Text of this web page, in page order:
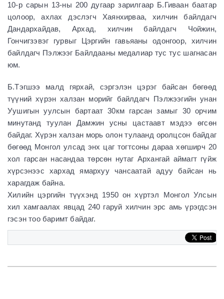
10-р сарын 13-ны 200 дугаар зарилгаар Б.Гиваан баатар
цолоор, ахлах дэслэгч Хаянхирваа, хилчин байлдагч
Дандархайдав, Архад, хилчин байлдагч Чойжин,
Гончигзэвэг гурвыг Цэргийн гавьяаны одонгоор, хилчин
байлдагч Пэлжээг Байлдааны медалиар тус тус шагнасан
юм.
Б.Тэгшээ малд гярхай, сэргэлэн цэрэг байсан бөгөөд
түүний хүрэн халзан морийг байлдагч Пэлжээгийн унан
Уушигын уулсын бартаат 30км гарсан замыг 30 орчим
минутанд туулан Дамжин усны цастаавт мэдээ өгсөн
байдаг. Хүрэн халзан морь олон тулаанд оролцсон байдаг
бөгөөд Монгол улсад энх цаг тогтсоны дараа хөгширч 20
хол гарсан насандаа төрсөн нутаг Архангай аймагт гүйж
хүрсэнээс хархад ямархуу чансаатай адуу байсан нь
харагдаж байна.
Хилийн цэргийн түүхэнд 1950 он хүртэл Монгол Улсын
хил хамгаалах явцад 240 гаруй хилчин эрс амь үрэгдсэн
гэсэн тоо баримт байдаг.